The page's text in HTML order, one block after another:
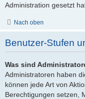
Administration gesetzt
Nach oben
Benutzer-Stufen
Was sind
Administratoren haben
können jede Art von
Berechtigungen setzen,